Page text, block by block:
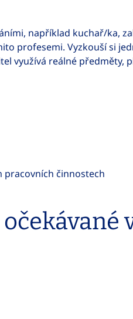
například kuchař/ka,
profesemi. Vyzkouší si
využívá reálné předměty,
pracovních činnostech